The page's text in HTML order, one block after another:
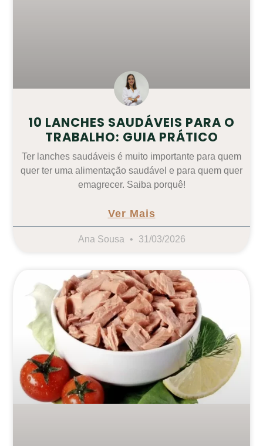
10 LANCHES SAUDÁVEIS PARA O
TRABALHO: GUIA PRÁTICO
Ter lanches saudáveis é muito importante para quem
quer ter uma alimentação saudável e para quem quer
emagrecer. Saiba porquê!
Ver Mais
Ana Sousa 31/03/2026